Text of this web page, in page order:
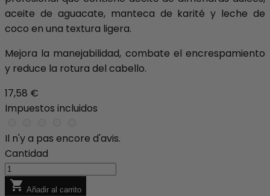
aceite de aguacate, manteca de karité y leche de
coco en una textura ligera.
Mejora la manejabilidad, combate el encrespamiento
y reduce la rotura del cabello.
17,58 €
Impuestos incluidos
Il n'y a pas encore d'avis.
Cantidad
 Añadir al carrito